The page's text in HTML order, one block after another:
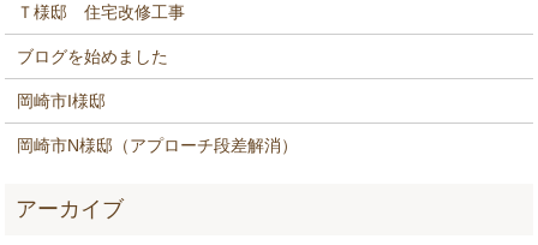
Ｔ様邸 住宅改修工事
ブログを始めました
岡崎市I様邸
岡崎市N様邸（アプローチ段差解消）